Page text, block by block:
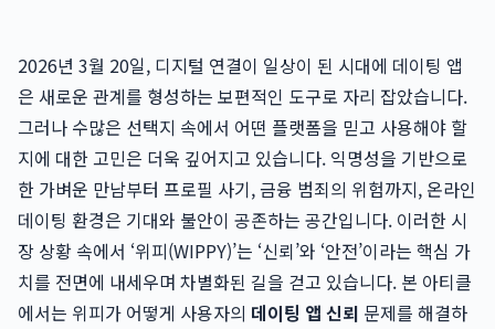
2026년 3월 20일, 디지털 연결이 일상이 된 시대에 데이팅 앱
은 새로운 관계를 형성하는 보편적인 도구로 자리 잡았습니다.
그러나 수많은 선택지 속에서 어떤 플랫폼을 믿고 사용해야 할
지에 대한 고민은 더욱 깊어지고 있습니다. 익명성을 기반으로
한 가벼운 만남부터 프로필 사기, 금융 범죄의 위험까지, 온라인
데이팅 환경은 기대와 불안이 공존하는 공간입니다. 이러한 시
장 상황 속에서 ‘위피(WIPPY)’는 ‘신뢰’와 ‘안전’이라는 핵심 가
치를 전면에 내세우며 차별화된 길을 걷고 있습니다. 본 아티클
에서는 위피가 어떻게 사용자의 데이팅 앱 신뢰 문제를 해결하